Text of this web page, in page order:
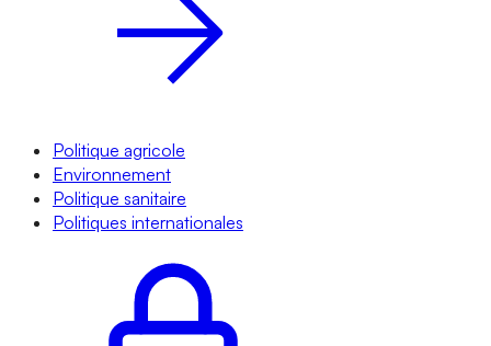
Politique agricole
Environnement
Politique sanitaire
Politiques internationales